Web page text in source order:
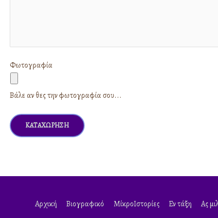
Φωτογραφία
Βάλε αν θες την φωτογραφία σου...
Αρχική Βιογραφικό ΜίκροΙστορίες Εν τάξη Ας